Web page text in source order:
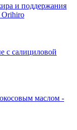
и поддержания
Orihiro
с салициловой
маслом -